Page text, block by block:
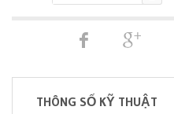
THÔNG SỐ KỸ THUẬT